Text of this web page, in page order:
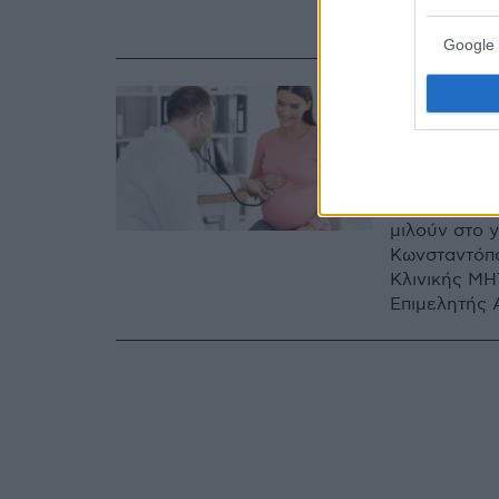
Google
Κλινικής
μιλούν στο
Κλινικής
Επιμελητής